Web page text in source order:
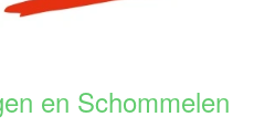
en Schommelen